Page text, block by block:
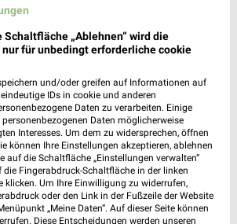
Kaufland
Schaltfläche „Ablehnen“ wird die
für unbedingt erforderliche cookie
und/oder greifen auf Informationen auf
IDs in cookie und anderen
Daten zu verarbeiten. Einige
Daten möglicherweise
Interesses. Um dem zu widersprechen, öffnen
können Ihre Einstellungen akzeptieren, ablehnen
auf die Schaltfläche „Einstellungen verwalten“
die Fingerabdruck-Schaltfläche in der linken
klicken. Um Ihre Einwilligung zu widerrufen,
oder den Link in der Fußzeile der Website
„Meine Daten“. Auf dieser Seite können
Diese Entscheidungen werden unseren